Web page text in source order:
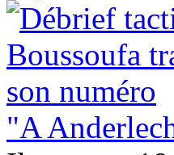
"A